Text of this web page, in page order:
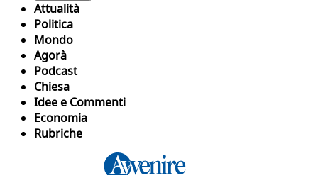
Attualità
Politica
Mondo
Agorà
Podcast
Chiesa
Idee e Commenti
Economia
Rubriche